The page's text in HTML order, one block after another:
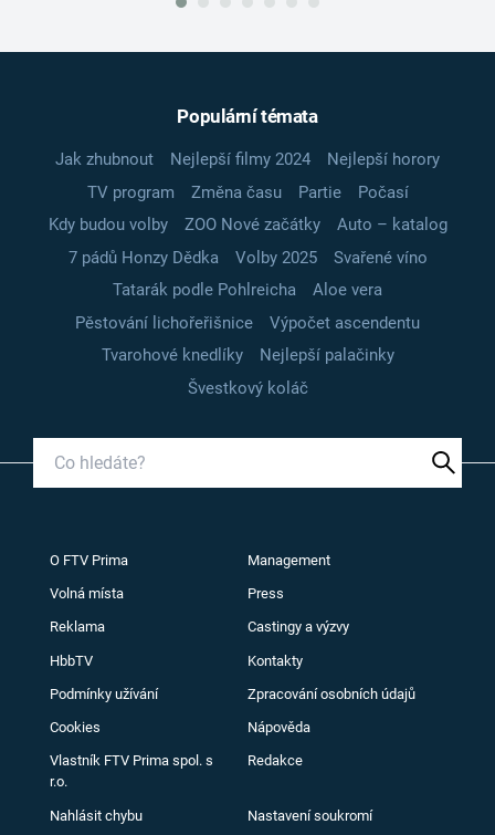
Populární témata
Jak zhubnout Nejlepší filmy 2024
Nejlepší horory
TV program
Změna času Partie
Počasí
Kdy budou volby
ZOO Nové začátky
Auto – katalog
7 pádů Honzy Dědka
Volby 2025
Svařené víno
Tatarák podle Pohlreicha
Aloe vera
Pěstování lichořeřišnice
Výpočet ascendentu
Tvarohové knedlíky
Nejlepší palačinky
Švestkový koláč
O FTV Prima Management
Volná místa Press
Reklama Castingy a výzvy
HbbTV Kontakty
Podmínky užívání Zpracování osobních údajů
Cookies Nápověda
Vlastník FTV Prima spol. s
r.o.
Redakce
Nahlásit chybu Nastavení soukromí